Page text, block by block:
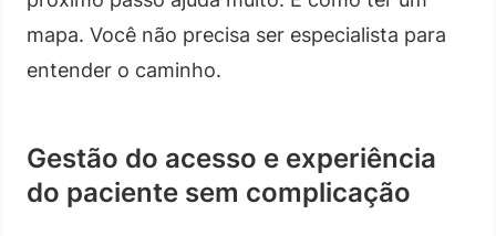
mapa. Você não precisa ser especialista para
entender o caminho.
Gestão do acesso e experiência
do paciente sem complicação